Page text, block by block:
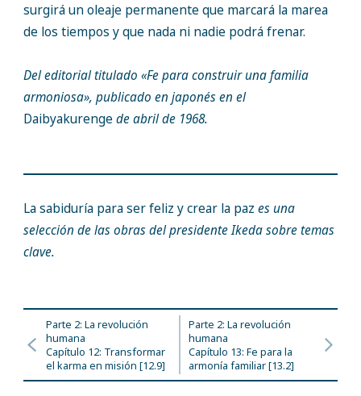
surgirá un oleaje permanente que marcará la marea
de los tiempos y que nada ni nadie podrá frenar.
Del editorial titulado «Fe para construir una familia
armoniosa», publicado en japonés en el
Daibyakurenge de abril de 1968.
La sabiduría para ser feliz y crear la paz es una
selección de las obras del presidente Ikeda sobre temas
clave.
Parte 2: La revolución
humana
Capítulo 12: Transformar
el karma en misión [12.9]
Parte 2: La revolución
humana
Capítulo 13: Fe para la
armonía familiar [13.2]